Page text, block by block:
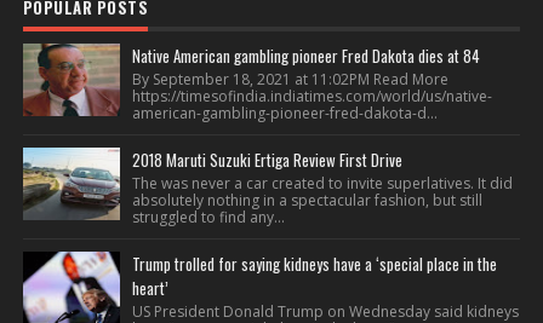
POPULAR POSTS
Native American gambling pioneer Fred Dakota dies at 84
By September 18, 2021 at 11:02PM Read More
https://timesofindia.indiatimes.com/world/us/native-
american-gambling-pioneer-fred-dakota-d...
2018 Maruti Suzuki Ertiga Review First Drive
The was never a car created to invite superlatives. It did
absolutely nothing in a spectacular fashion, but still
struggled to find any...
Trump trolled for saying kidneys have a ‘special place in the
heart’
US President Donald Trump on Wednesday said kidneys